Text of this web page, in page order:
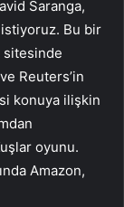
Saranga,
istiyoruz. Bu bir
sitesinde
Reuters’in
konuya ilişkin
oyunu.
Amazon,